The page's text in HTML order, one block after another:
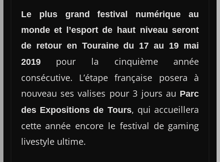
Le plus grand festival numérique au
monde et l’esport de haut niveau seront
de retour en Touraine du 17 au 19 mai
2019 pour la cinquième année
consécutive. L’étape française posera à
nouveau ses valises pour 3 jours au Parc
des Expositions de Tours, qui accueillera
cette année encore le festival de gaming
livestyle ultime.